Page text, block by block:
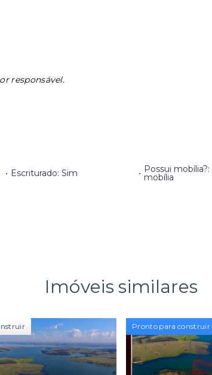
responsável.
• Escriturado: Sim • Possui mobília?:
mobília
Imóveis similares
Pronto para construir